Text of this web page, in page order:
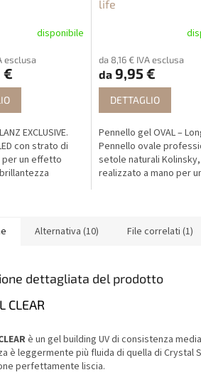
disponibile
esclusa
€
EXCLUSIVE.
con strato di
un effetto
life
da 8,16 € IVA esclusa
da9,95 €
DETTAGLIO
Pennello gel OVAL –
Pennello ovale
setole naturali Kolinsky,
realizzato a mano per
Alternativa (10) File correlati (1)
dettagliata del prodotto
CLEAR
è un gel building UV di consistenza
è leggermente più fluida di quella di Crystal
perfettamente liscia.